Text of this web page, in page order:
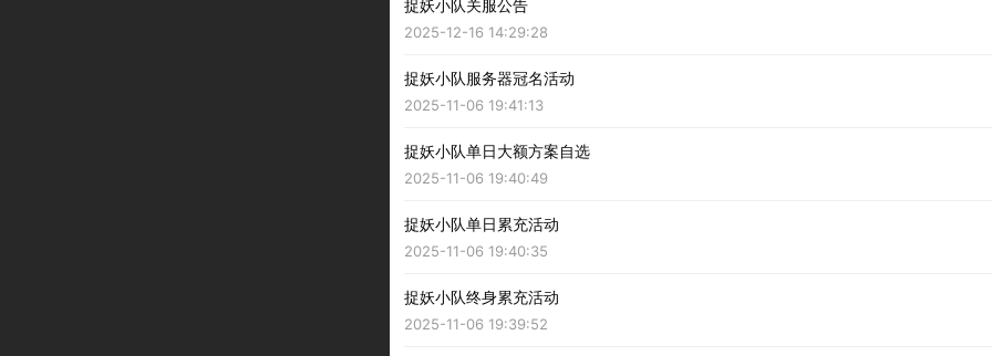
捉妖小队关服公告
2025-12-16 14:29:28
捉妖小队服务器冠名活动
2025-11-06 19:41:13
捉妖小队单日大额方案自选
2025-11-06 19:40:49
捉妖小队单日累充活动
2025-11-06 19:40:35
捉妖小队终身累充活动
2025-11-06 19:39:52